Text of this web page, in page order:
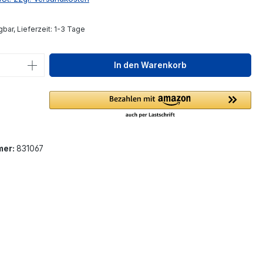
Lieferzeit: 1-3 Tage
Anzahl: Gib den gewünschten Wert
In den Warenkorb
831067